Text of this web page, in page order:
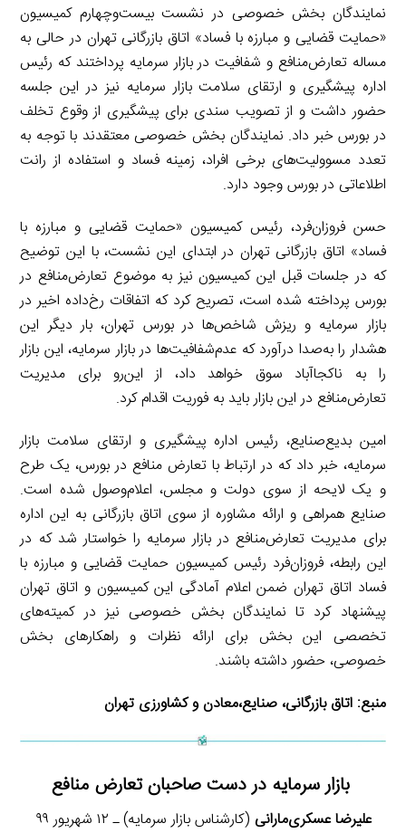
نمایندگان بخش خصوصی در نشست بیست‌وچهارم کمیسیون
«حمایت قضایی و مبارزه با فساد» اتاق بازرگانی تهران در حالی به
مساله تعارض‌منافع و شفافیت در بازار سرمایه پرداختند که رئیس
اداره پیشگیری و ارتقای سلامت بازار سرمایه نیز در این جلسه
حضور داشت و از تصویب سندی برای پیشگیری از وقوع تخلف
در بورس خبر داد. نمایندگان بخش خصوصی معتقدند با توجه به
تعدد مسوولیت‌های برخی افراد، زمینه فساد و استفاده از رانت
اطلاعاتی در بورس وجود دارد.
حسن فروزان‌فرد، رئیس کمیسیون «حمایت قضایی و مبارزه با
فساد» اتاق بازرگانی تهران در ابتدای این نشست، با این توضیح
که در جلسات قبل این کمیسیون نیز به موضوع تعارض‌منافع در
بورس پرداخته شده است، تصریح کرد که اتفاقات رخ‌داده اخیر در
بازار سرمایه و ریزش شاخص‌ها در بورس تهران، بار دیگر این
هشدار را به‌صدا درآورد که عدم‌شفافیت‌ها در بازار سرمایه، این بازار
را به ناکجاآباد سوق خواهد داد، از این‌رو برای مدیریت
تعارض‌منافع در این بازار باید به فوریت اقدام کرد.
امین بدیع‌صنایع، رئیس اداره پیشگیری و ارتقای سلامت بازار
سرمایه، خبر داد که در ارتباط با تعارض منافع در بورس، یک طرح
و یک لایحه از سوی دولت و مجلس، اعلام‌وصول شده است.
صنایع همراهی و ارائه مشاوره از سوی اتاق بازرگانی به این اداره
برای مدیریت تعارض‌منافع در بازار سرمایه را خواستار شد که در
این رابطه، فروزان‌فرد رئیس کمیسیون حمایت قضایی و مبارزه با
فساد اتاق تهران ضمن اعلام آمادگی این کمیسیون و اتاق تهران
پیشنهاد کرد تا نمایندگان بخش خصوصی نیز در کمیته‌های
تخصصی این بخش برای ارائه نظرات و راهکارهای بخش
خصوصی، حضور داشته باشند.
منبع: اتاق بازرگانی، صنایع،معادن و کشاورزی تهران
بازار سرمایه در دست صاحبان تعارض منافع
علیرضا عسکری‌مارانی (کارشناس بازار سرمایه) ـ ۱۲ شهریور ۹۹